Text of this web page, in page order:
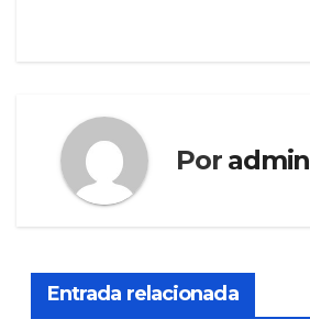
Por admin
Entrada relacionada